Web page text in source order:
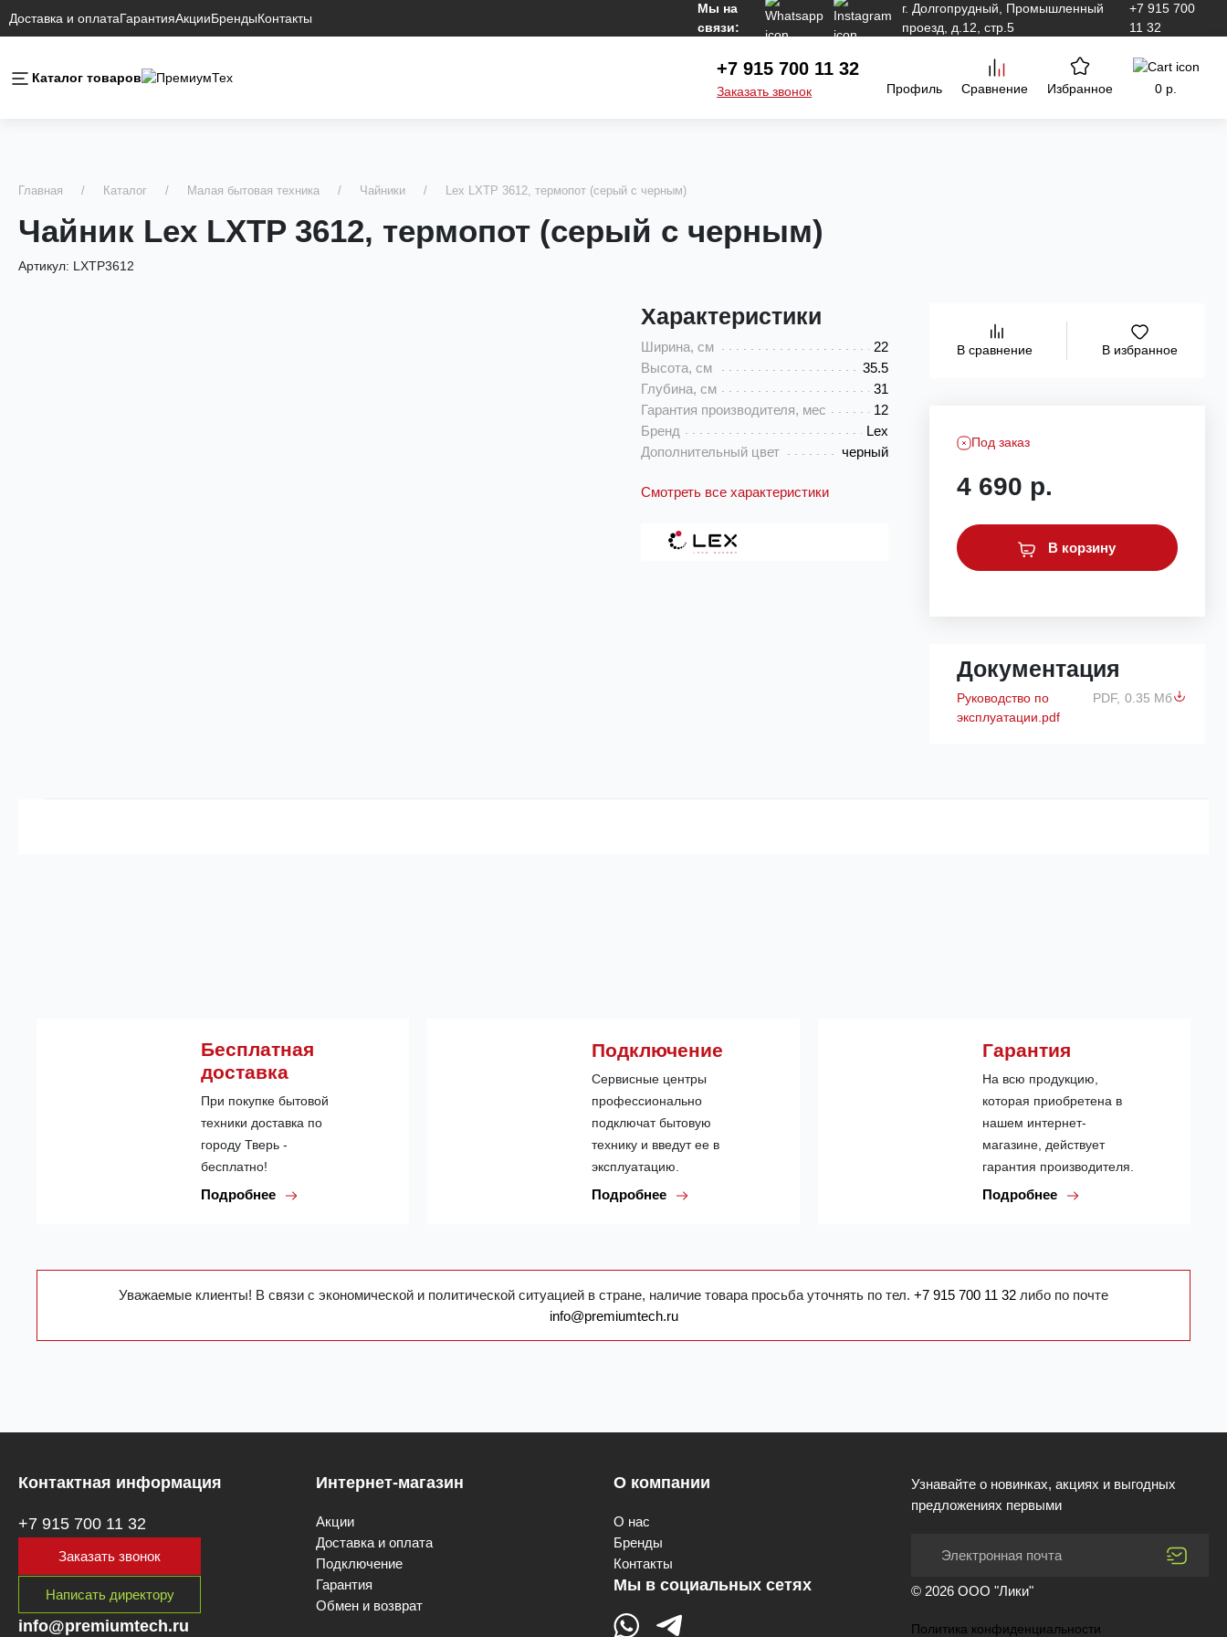
Доставка и оплатаГарантияАкцииБрендыКонтакты
Мы на
связи:
г. Долгопрудный, Промышленный
проезд, д.12, стр.5
+7 915 700
11 32
Каталог товаров +7 915 700 11 32
Заказать звонок Профиль Сравнение Избранное 0 р.
Главная Каталог Малая бытовая техника Чайники Lex LXTP 3612, термопот (серый с черным)
Чайник Lex LXTP 3612, термопот (серый с черным)
Артикул: LXTP3612
Характеристики
Ширина, см
22
Высота, см
35.5
Глубина, см
31
Гарантия производителя, мес
12
Бренд
Lex
Дополнительный цвет
черный
Смотреть все характеристики
В сравнение В избранное
Под заказ
4 690 р.
В корзину
Документация
Руководство по
эксплуатации.pdf
PDF, 0.35 Мб
Бесплатная
доставка
При покупке бытовой
техники доставка по
городу Тверь -
бесплатно!
Подробнее
Подключение
Сервисные центры
профессионально
подключат бытовую
технику и введут ее в
эксплуатацию.
Подробнее
Гарантия
На всю продукцию,
которая приобретена в
нашем интернет-
магазине, действует
гарантия производителя.
Подробнее
Уважаемые клиенты! В связи с экономической и политической ситуацией в стране, наличие товара просьба уточнять по тел. +7 915 700 11 32 либо по почте
info@premiumtech.ru
Контактная информация
+7 915 700 11 32
Заказать звонок
Написать директору
info@premiumtech.ru
Интернет-магазин
Акции
Доставка и оплата
Подключение
Гарантия
Обмен и возврат
О компании
О нас
Бренды
Контакты
Мы в социальных сетях
Узнавайте о новинках, акциях и выгодных
предложениях первыми
© 2026 ООО "Лики"
Политика конфиденциальности